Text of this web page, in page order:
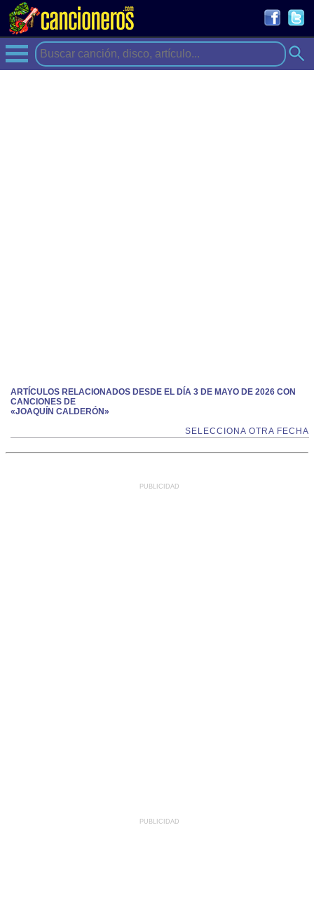
ARTÍCULOS RELACIONADOS DESDE EL DÍA 3 DE MAYO DE 2026 CON
CANCIONES DE
«JOAQUÍN CALDERÓN»
SELECCIONA OTRA FECHA
PUBLICIDAD
PUBLICIDAD